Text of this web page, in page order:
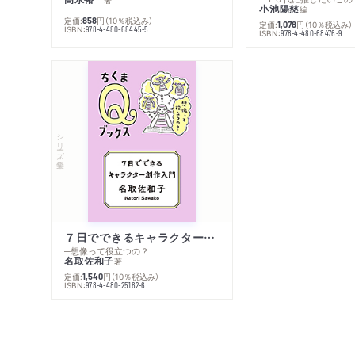
定価:858円 （10％税込み）
ISBN:978-4-480-68445-5
小池陽慈編
定価:1,078円 （10％税込み）
ISBN:978-4-480-68476-9
シリーズ・全集
７日でできるキャラクター創作入門
─想像って役立つの？
名取佐和子著
定価:1,540円 （10％税込み）
ISBN:978-4-480-25162-6